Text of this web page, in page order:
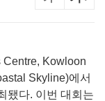
Centre, Kowloon
Skyline)에서
됐다. 이번 대회는